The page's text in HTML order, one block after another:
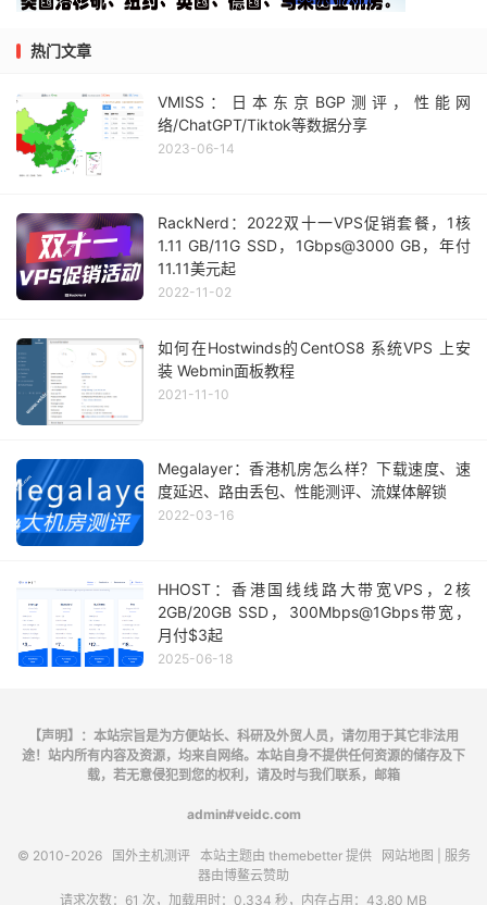
热门文章
VMISS：日本东京BGP测评，性能网
络/ChatGPT/Tiktok等数据分享
2023-06-14
RackNerd：2022双十一VPS促销套餐，1核
1.11 GB/11G SSD，1Gbps@3000 GB，年付
11.11美元起
2022-11-02
如何在Hostwinds的CentOS8 系统VPS 上安
装 Webmin面板教程
2021-11-10
Megalayer：香港机房怎么样？下载速度、速
度延迟、路由丢包、性能测评、流媒体解锁
2022-03-16
HHOST：香港国线线路大带宽VPS，2核
2GB/20GB SSD，300Mbps@1Gbps带宽，
月付$3起
2025-06-18
【声明】：本站宗旨是为方便站长、科研及外贸人员，请勿用于其它非法用
途！站内所有内容及资源，均来自网络。本站自身不提供任何资源的储存及下
载，若无意侵犯到您的权利，请及时与我们联系，邮箱
admin#veidc.com
© 2010-2026 国外主机测评本站主题由 themebetter提供 网站地图 | 服务
器由博鳌云赞助
请求次数：61 次，加载用时：0.334 秒，内存占用：43.80 MB